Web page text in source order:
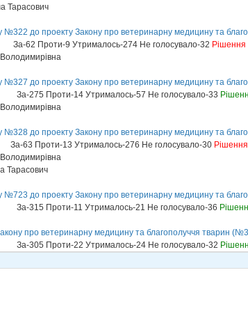
Тарасович
№322 до проекту Закону про ветеринарну медицину та
За-62 Проти-9 Утрималось-274 Не голосувало-32
№327 до проекту Закону про ветеринарну медицину та
За-275 Проти-14 Утрималось-57 Не голосувало-33
№328 до проекту Закону про ветеринарну медицину та
За-63 Проти-13 Утрималось-276 Не голосувало-30
Тарасович
№723 до проекту Закону про ветеринарну медицину та
За-315 Проти-11 Утрималось-21 Не голосувало-36
про ветеринарну медицину та благополуччя тварин
За-305 Проти-22 Утрималось-24 Не голосувало-32